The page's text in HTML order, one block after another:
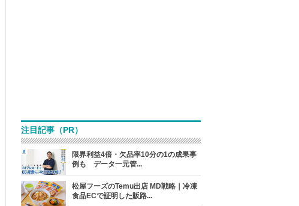
注目記事（PR）
限界利益4倍・欠品率10分の1の成果事
例も データ一元管...
松屋フーズのTemu出店 MD戦略｜冷凍
食品ECで証明した販路...